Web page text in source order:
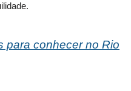
para conhecer no Rio